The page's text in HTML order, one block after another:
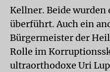
Kellner. Beide wurden
überführt. Auch ein
Bürgermeister der
Rolle im
ultraorthodoxe Uri